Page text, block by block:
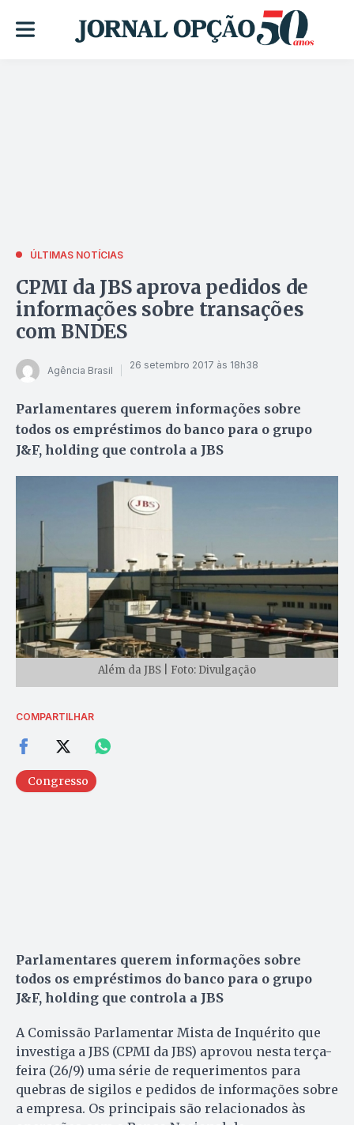
ÚLTIMAS NOTÍCIAS
CPMI da JBS aprova pedidos de
informações sobre transações
com BNDES
Agência Brasil 26 setembro 2017 às 18h38
Parlamentares querem informações sobre
todos os empréstimos do banco para o grupo
J&F, holding que controla a JBS
Além da JBS | Foto: Divulgação
COMPARTILHAR
Congresso
Parlamentares querem informações sobre
todos os empréstimos do banco para o grupo
J&F, holding que controla a JBS
A Comissão Parlamentar Mista de Inquérito que
investiga a JBS (CPMI da JBS) aprovou nesta terça-
feira (26/9) uma série de requerimentos para
quebras de sigilos e pedidos de informações sobre
a empresa. Os principais são relacionados às